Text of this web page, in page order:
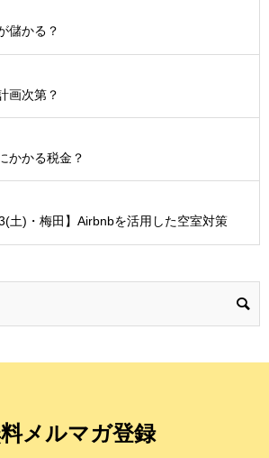
儲かる？
画次第？
かかる税金？
土)・梅田】Airbnbを活用した空室対策
メルマガ登録